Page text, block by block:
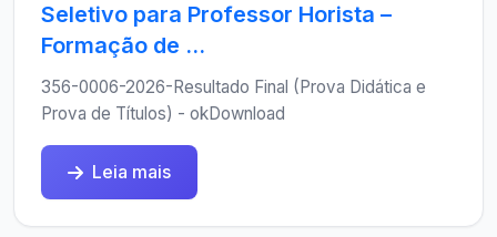
Seletivo para Professor Horista –
Formação de ...
356-0006-2026-Resultado Final (Prova Didática e
Prova de Títulos) - okDownload
Leia mais